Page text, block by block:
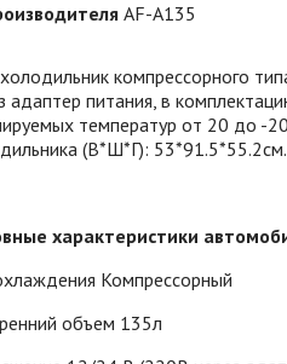
AF-A135
компрессорного
адаптер питания, в
температур от 20 до -
(В*Ш*Г): 53*91.5*55.2см.
характеристики
Компрессорный
объем 135л